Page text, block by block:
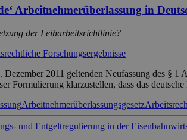
Arbeitnehmerüberlassung in
der Leiharbeitsrichtlinie?
Forschungsergebnisse
Dezember 2011 geltenden Neufassung des §
Formulierung klarzustellen, dass das
Arbeitnehmerüberlassungsgesetz